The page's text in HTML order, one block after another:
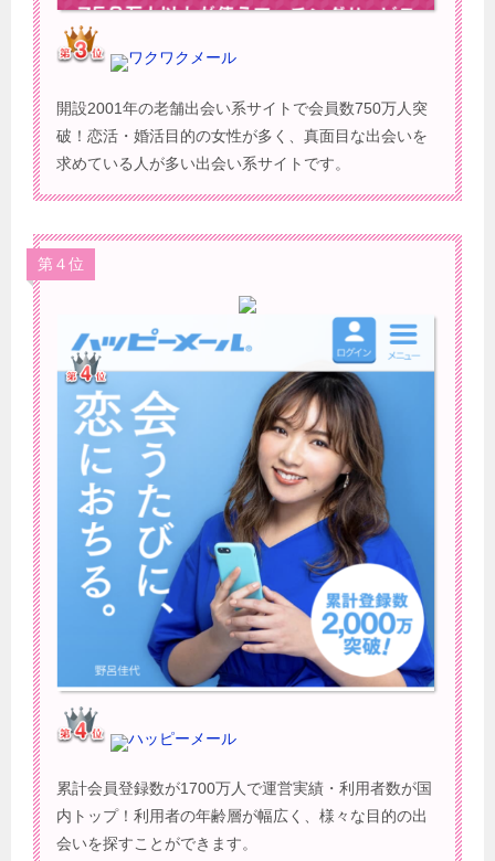
ワクワクメール
開設2001年の老舗出会い系サイトで会員数750万人突
破！恋活・婚活目的の女性が多く、真面目な出会いを
求めている人が多い出会い系サイトです。
第４位
ハッピーメール
累計会員登録数が1700万人で運営実績・利用者数が国
内トップ！利用者の年齢層が幅広く、様々な目的の出
会いを探すことができます。